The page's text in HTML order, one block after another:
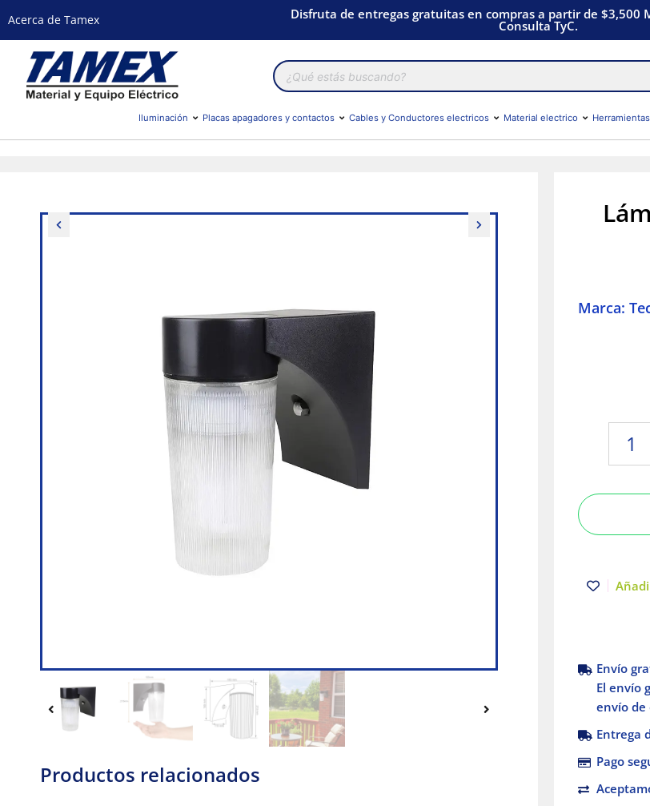
Acerca de Tamex Disfruta de entregas gratuitas en compras a partir de $3,500
Consulta TyC.
Búsqueda
de
productos
Iluminación Placas apagadores y contactos Cables y Conductores electricos Material electrico Herramientas
Productos relacionados
Marca:
exterior
E27
Luz
Café
Envío
El envío
envío de
Entrega
Pago